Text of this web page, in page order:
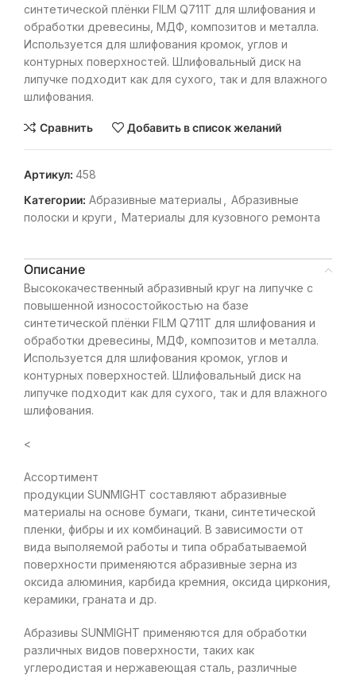
синтетической плёнки FILM Q711T для шлифования и
обработки древесины, МДФ, композитов и металла.
Используется для шлифования кромок, углов и
контурных поверхностей. Шлифовальный диск на
липучке подходит как для сухого, так и для влажного
шлифования.
Сравнить Добавить в список желаний
Артикул: 458
Категории: Абразивные материалы
Абразивные
полоски и круги
Материалы для кузовного ремонта
Описание
Высококачественный абразивный круг на липучке с
повышенной износостойкостью на базе
синтетической плёнки FILM Q711T для шлифования и
обработки древесины, МДФ, композитов и металла.
Используется для шлифования кромок, углов и
контурных поверхностей. Шлифовальный диск на
липучке подходит как для сухого, так и для влажного
шлифования.
<
Ассортимент
продукции SUNMIGHT составляют абразивные
материалы на основе бумаги, ткани, синтетической
пленки, фибры и их комбинаций. В зависимости от
вида выполяемой работы и типа обрабатываемой
поверхности применяются абразивные зерна из
оксида алюминия, карбида кремния, оксида циркония,
керамики, граната и др.
Абразивы SUNMIGHT применяются для обработки
различных видов поверхности, таких как
углеродистая и нержавеющая сталь, различные